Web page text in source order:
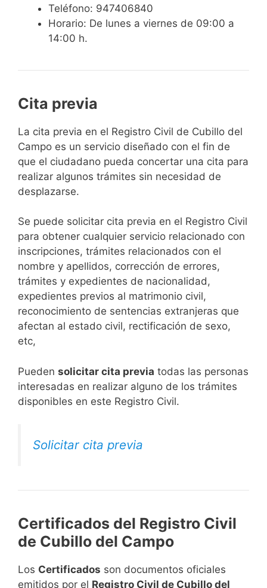
Teléfono: 947406840
Horario: De lunes a viernes de 09:00 a
14:00 h.
Cita previa
​​​​​​​​​​​​​​​​​​​​​​​​​​​​La cita previa en el Registro Civil de Cubillo del
Campo es un servicio diseñado con el fin de
que el ciudadano pueda concertar una cita para
realizar algunos trámites sin necesidad de
desplazarse.​
Se puede solicitar cita previa en el Registro Civil
para obtener cualquier servicio relacionado con
inscripciones, trámites relacionados con el
nombre y apellidos, corrección de errores,
trámites y expedientes de nacionalidad,
expedientes previos al matrimonio civil,
reconocimiento de sentencias extranjeras que
afectan al estado civil, rectificación de sexo,
etc,
​Pueden solicitar cita previa todas las personas
interesadas en realizar alguno de los trámites
disponibles en este Registro Civil.​
Solicitar cita previa
Certificados del Registro Civil
de Cubillo del Campo
Los Certificados son documentos oficiales
emitidos por el Registro Civil de Cubillo del